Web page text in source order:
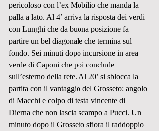
pericoloso con l’ex Mobilio che manda la
palla a lato. Al 4’ arriva la risposta dei verdi
con Lunghi che da buona posizione fa
partire un bel diagonale che termina sul
fondo. Sei minuti dopo incursione in area
verde di Caponi che poi conclude
sull’esterno della rete. Al 20’ si sblocca la
partita con il vantaggio del Grosseto: angolo
di Macchi e colpo di testa vincente di
Dierna che non lascia scampo a Pucci. Un
minuto dopo il Grosseto sfiora il raddoppio